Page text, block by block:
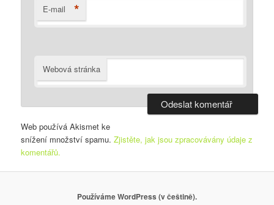
E-mail *
Webová stránka
Web používá Akismet ke
snížení množství spamu.Zjistěte, jak jsou zpracovávány údaje z
komentářů.
Používáme WordPress (v češtině).